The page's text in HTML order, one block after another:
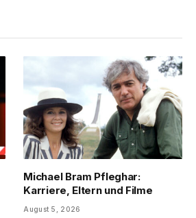
Michael Bram Pfleghar:
Karriere, Eltern und Filme
August 5, 2026